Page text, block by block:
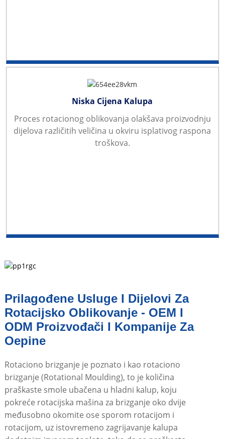
Niska Cijena Kalupa
Proces rotacionog oblikovanja olakšava proizvodnju
dijelova različitih veličina u okviru isplativog raspona
troškova.
Prilagođene Usluge I Dijelovi Za
Rotacijsko Oblikovanje - OEM I
ODM Proizvođači I Kompanije Za
Oepine
Rotaciono brizganje je poznato i kao rotaciono
brizganje (Rotational Moulding), to je količina
praškaste smole ubačena u hladni kalup, koju
pokreće rotacijska mašina za brizganje oko dvije
međusobno okomite ose sporom rotacijom i
rotacijom, uz istovremeno zagrijavanje kalupa